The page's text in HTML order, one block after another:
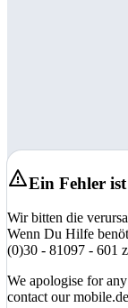
Ein Fehler
Wir bitten die
Wenn Du Hilfe
(0)30 - 81097 - 601
We apologise for
contact our